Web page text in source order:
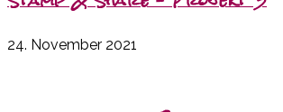
24. November 2021